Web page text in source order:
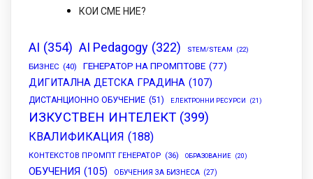
КОИ СМЕ НИЕ?
AI (354) AI Pedagogy (322) STEM/STEAM (22)
БИЗНЕС (40) ГЕНЕРАТОР НА ПРОМПТОВЕ (77)
ДИГИТАЛНА ДЕТСКА ГРАДИНА (107)
ДИСТАНЦИОННО ОБУЧЕНИЕ (51) ЕЛЕКТРОННИ РЕСУРСИ (21)
ИЗКУСТВЕН ИНТЕЛЕКТ (399)
КВАЛИФИКАЦИЯ (188)
КОНТЕКСТОВ ПРОМПТ ГЕНЕРАТОР (36) ОБРАЗОВАНИЕ (20)
ОБУЧЕНИЯ (105) ОБУЧЕНИЯ ЗА БИЗНЕСА (27)